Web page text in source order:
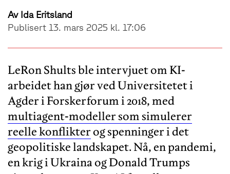
Av Ida Eritsland
Publisert 13. mars 2025 kl. 17:06
LeRon Shults ble intervjuet om KI-
arbeidet han gjør ved Universitetet i
Agder i Forskerforum i 2018, med
multiagent-modeller som simulerer
reelle konflikterog spenninger i det
geopolitiske landskapet. Nå, en pandemi,
en krig i Ukraina og Donald Trumps